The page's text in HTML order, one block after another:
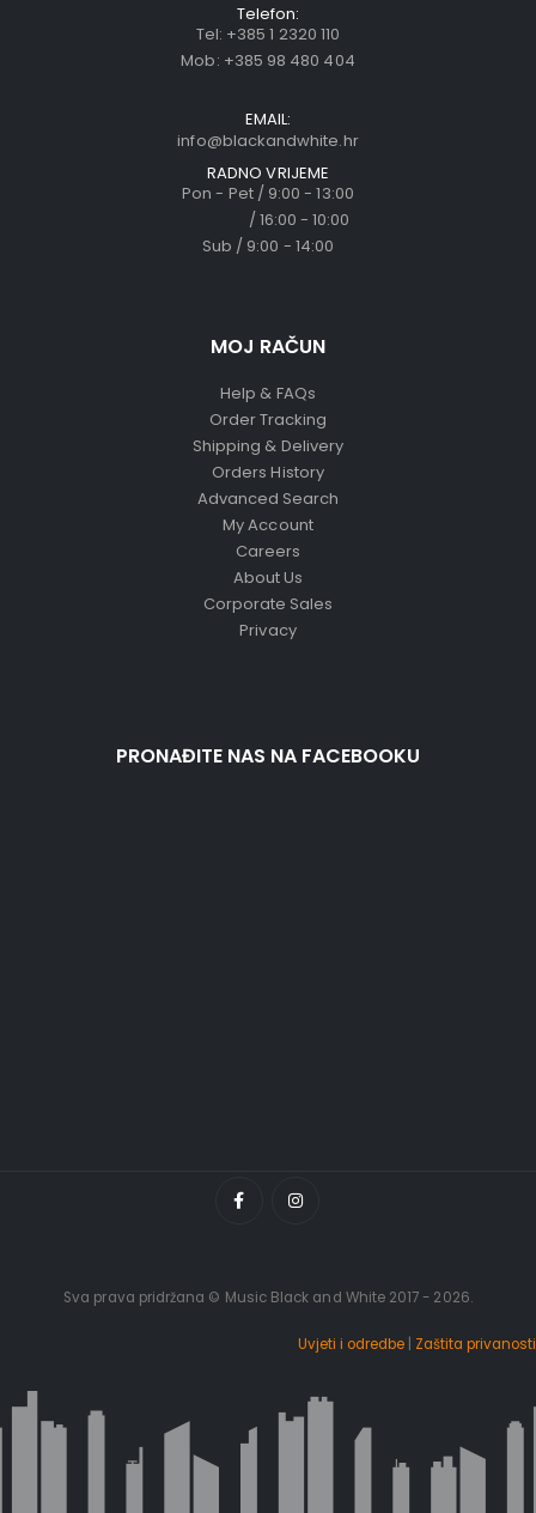
Telefon:
Tel: +385 1 2320 110
Mob: +385 98 480 404
EMAIL:
info@blackandwhite.hr
RADNO VRIJEME
Pon - Pet / 9:00 - 13:00
/ 16:00 - 10:00
Sub / 9:00 - 14:00
MOJ RAČUN
Help & FAQs
Order Tracking
Shipping & Delivery
Orders History
Advanced Search
My Account
Careers
About Us
Corporate Sales
Privacy
PRONAĐITE NAS NA FACEBOOKU
Sva prava pridržana © Music Black and White 2017 - 2026.
Uvjeti i odredbe Zaštita privanosti